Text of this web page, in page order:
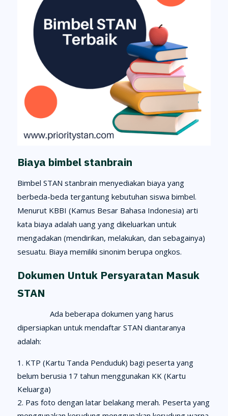
Biaya bimbel stanbrain
Bimbel STAN stanbrain menyediakan biaya yang
berbeda-beda tergantung kebutuhan siswa bimbel.
Menurut KBBI (Kamus Besar Bahasa Indonesia) arti
kata biaya adalah uang yang dikeluarkan untuk
mengadakan (mendirikan, melakukan, dan sebagainya)
sesuatu. Biaya memiliki sinonim berupa ongkos.
Dokumen Untuk Persyaratan Masuk
STAN
Ada beberapa dokumen yang harus
dipersiapkan untuk mendaftar STAN diantaranya
adalah:
KTP (Kartu Tanda Penduduk) bagi peserta yang
belum berusia 17 tahun menggunakan KK (Kartu
Keluarga)
Pas foto dengan latar belakang merah. Peserta yang